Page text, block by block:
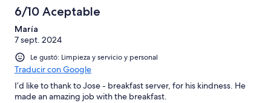
6/10 Aceptable
María
7 sept. 2024
Le gustó: Limpieza y servicio y personal
Traducir con Google
I’d like to thank to Jose - breakfast server, for his kindness. He
made an amazing job with the breakfast.